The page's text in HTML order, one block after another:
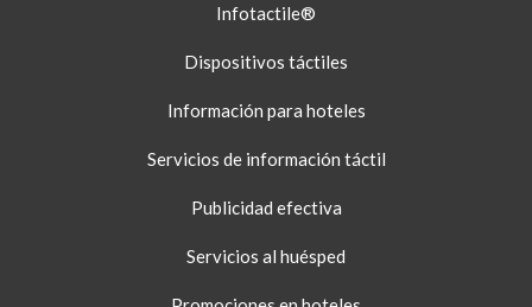
Infotactile®
Dispositivos táctiles
Información para hoteles
Servicios de información táctil
Publicidad efectiva
Servicios al huésped